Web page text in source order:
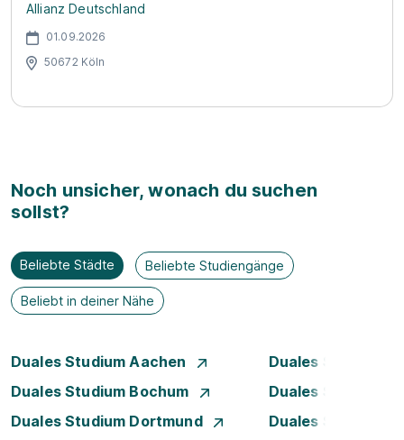
Allianz Deutschland
01.09.2026
50672 Köln
Noch unsicher, wonach du suchen
sollst?
Beliebte Städte Beliebte Studiengänge
Beliebt in deiner Nähe
Duales Studium Aachen
Duales Studium
Duales Studium Bochum
Duales Studium
Duales Studium Dortmund
Duales Studium